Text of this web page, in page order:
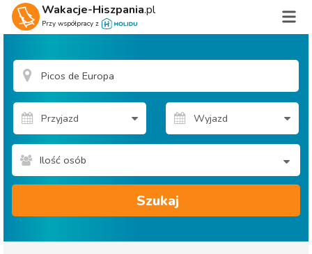
Wakacje-Hiszpania.pl
Przy współpracy z
Ilość osób
Szukaj